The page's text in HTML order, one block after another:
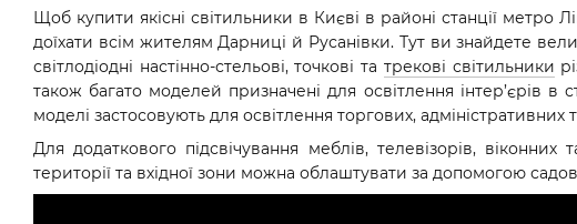
Щоб купити якісні світильники в Києві в районі станції
доїхати всім жителям Дарниці й Русанівки. Тут ви знайдете
світлодіодні настінно-стельові, точкові та трекові світильники
також багато моделей призначені для освітлення інтер’єрів в
моделі застосовують для освітлення торгових,
Для додаткового підсвічування меблів, телевізорів,
території та вхідної зони можна облаштувати за допомогою